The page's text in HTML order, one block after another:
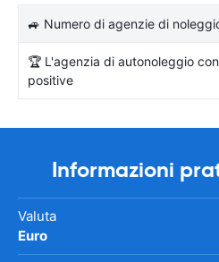
🚙 Numero di agenzie di
🏆 L'agenzia di autonoleggio
positive
Informazioni
Valuta
Euro